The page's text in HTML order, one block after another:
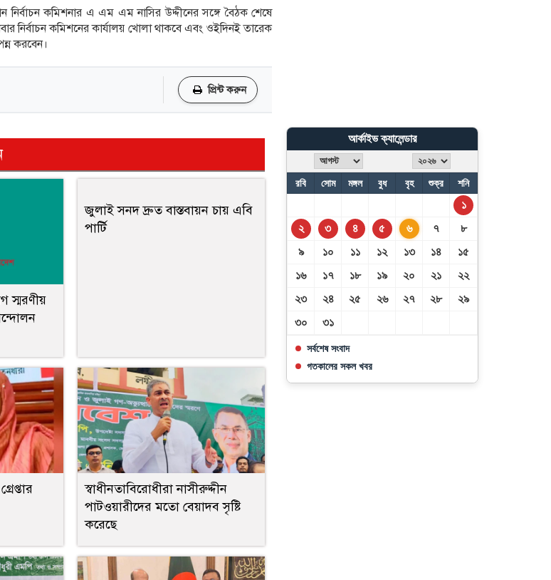
নির্বাচন কমিশনার এ এম এম নাসির উদ্দীনের সঙ্গে বৈঠক শেষে
নির্বাচন কমিশনের কার্যালয় খোলা থাকবে এবং ওইদিনই তারেক
করবেন।
প্রিন্ট করুন
স্মরণীয়
জুলাই সনদ দ্রুত বাস্তবায়ন চায় এবি
পার্টি
স্বাধীনতাবিরোধীরা নাসীরুদ্দীন
পাটওয়ারীদের মতো বেয়াদব সৃষ্টি
করেছে
আর্কাইভ ক্যালেন্ডার
রবি সোম মঙ্গল বুধ বৃহ শুক্র শনি
১
২
৩ ৪ ৫ ৬ ৭
৮
৯
১০ ১১ ১২ ১৩ ১৪
১৫
১৬
১৭ ১৮ ১৯ ২০ ২১
২২
২৩
২৪ ২৫ ২৬ ২৭ ২৮
২৯
৩০
৩১
সর্বশেষ সংবাদ
গতকালের সকল খবর